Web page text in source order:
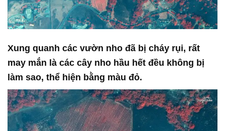
Xung quanh các vườn nho đã bị cháy rụi, rất
may mắn là các cây nho hầu hết đều không bị
làm sao, thể hiện bằng màu đỏ.